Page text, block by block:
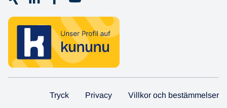
Tryck Privacy Villkor och bestämmelser